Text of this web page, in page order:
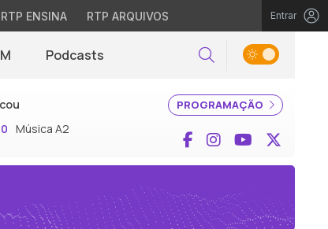
RTP ENSINA RTP ARQUIVOS Entrar
Podcasts Pesquisar
PROGRAMAÇÃO
Música A2 Facebook
InstagramYouTube